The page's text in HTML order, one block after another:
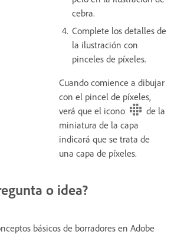
cebra.
Complete los detalles de
la ilustración con
pinceles de píxeles.
Cuando comience a dibujar
con el pincel de píxeles,
verá que el icono
de la
miniatura de la capa
indicará que se trata de
una capa de píxeles.
o idea?
básicos de borradores en Adobe